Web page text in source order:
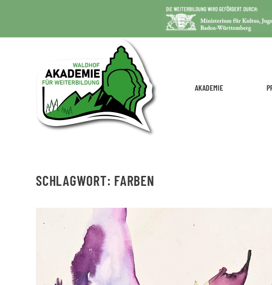
AKADEMIE
SCHLAGWORT: FARBEN